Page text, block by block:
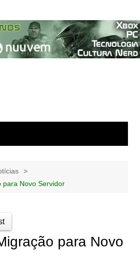
para Novo Servidor
para Novo